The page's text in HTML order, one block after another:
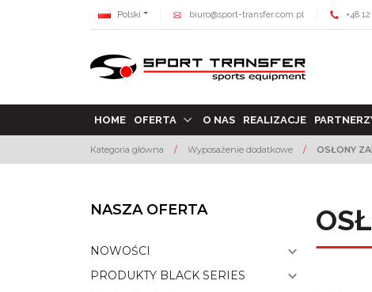
Polski biuro@sport-transfer.com.pl +48
HOME OFERTA O NAS REALIZACJE
Kategoria główna / Wyposażenie dodatkowe / OSŁONY
NASZA OFERTA
NOWOŚCI
PRODUKTY BLACK SERIES